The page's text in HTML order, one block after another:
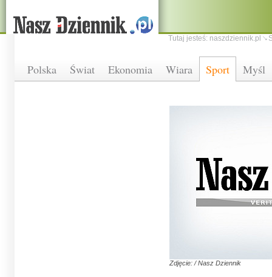
Polska Świat Ekonomia Wiara Sport Myśl
Tutaj jesteś: naszdziennik.pl
Zdjęcie: / Nasz Dziennik